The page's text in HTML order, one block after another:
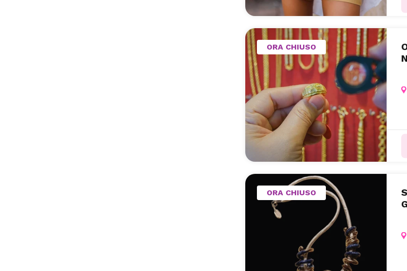
ORA CHIUSO
ORA CHIUSO